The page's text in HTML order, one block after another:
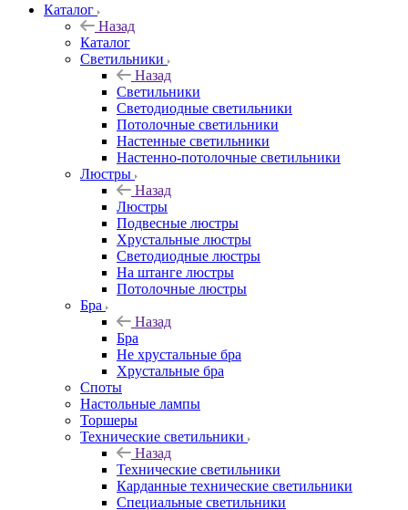
Каталог
Назад
Каталог
Светильники
Назад
Светильники
Светодиодные светильники
Потолочные светильники
Настенные светильники
Настенно-потолочные светильники
Люстры
Назад
Люстры
Подвесные люстры
Хрустальные люстры
Светодиодные люстры
На штанге люстры
Потолочные люстры
Бра
Назад
Бра
Не хрустальные бра
Хрустальные бра
Споты
Настольные лампы
Торшеры
Технические светильники
Назад
Технические светильники
Карданные технические светильники
Специальные светильники